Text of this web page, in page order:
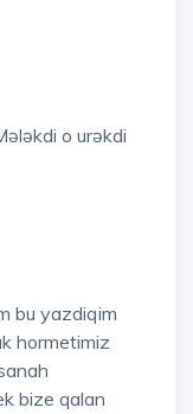
o urəkdi
bu yazdiqim
hormetimiz
bize qalan